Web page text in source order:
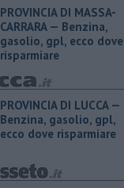
PROVINCIA DI MASSA-
CARRARA — ​Benzina,
gasolio, gpl, ecco dove
risparmiare
PROVINCIA DI LUCCA — ​
Benzina, gasolio, gpl,
ecco dove risparmiare